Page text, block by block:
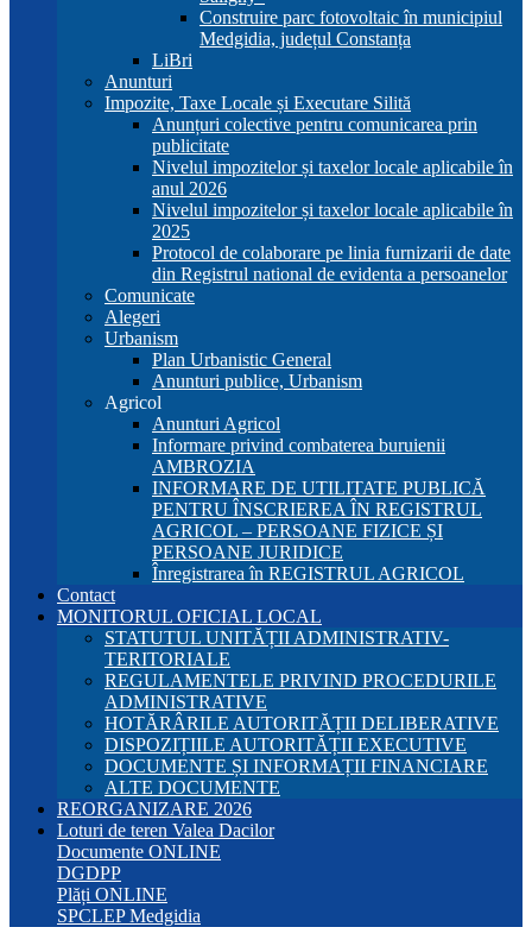
Construire parc fotovoltaic în municipiul
Medgidia, județul Constanța
LiBri
Anunturi
Impozite, Taxe Locale și Executare Silită
Anunțuri colective pentru comunicarea prin
publicitate
Nivelul impozitelor și taxelor locale aplicabile în
anul 2026
Nivelul impozitelor și taxelor locale aplicabile în
2025
Protocol de colaborare pe linia furnizarii de date
din Registrul national de evidenta a persoanelor
Comunicate
Alegeri
Urbanism
Plan Urbanistic General
Anunturi publice, Urbanism
Agricol
Anunturi Agricol
Informare privind combaterea buruienii
AMBROZIA
INFORMARE DE UTILITATE PUBLICĂ
PENTRU ÎNSCRIEREA ÎN REGISTRUL
AGRICOL – PERSOANE FIZICE ȘI
PERSOANE JURIDICE
Înregistrarea în REGISTRUL AGRICOL
Contact
MONITORUL OFICIAL LOCAL
STATUTUL UNITĂȚII ADMINISTRATIV-
TERITORIALE
REGULAMENTELE PRIVIND PROCEDURILE
ADMINISTRATIVE
HOTĂRÂRILE AUTORITĂȚII DELIBERATIVE
DISPOZIȚIILE AUTORITĂȚII EXECUTIVE
DOCUMENTE ȘI INFORMAȚII FINANCIARE
ALTE DOCUMENTE
REORGANIZARE 2026
Loturi de teren Valea Dacilor
Documente ONLINE
DGDPP
Plăți ONLINE
SPCLEP Medgidia